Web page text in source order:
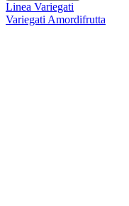
Linea Variegati
Variegati Amordifrutta